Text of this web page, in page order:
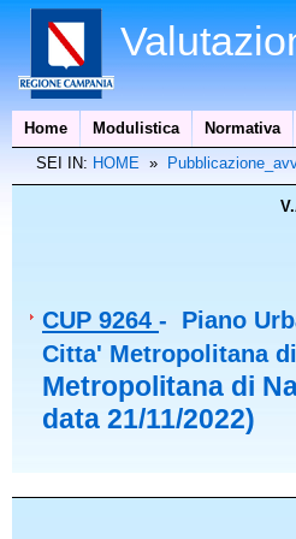
Home Modulistica Normativa
SEI IN: HOME »
CUP 9264 - Piano
Citta' Metropolitana
Metropolitana di
data 21/11/2022)